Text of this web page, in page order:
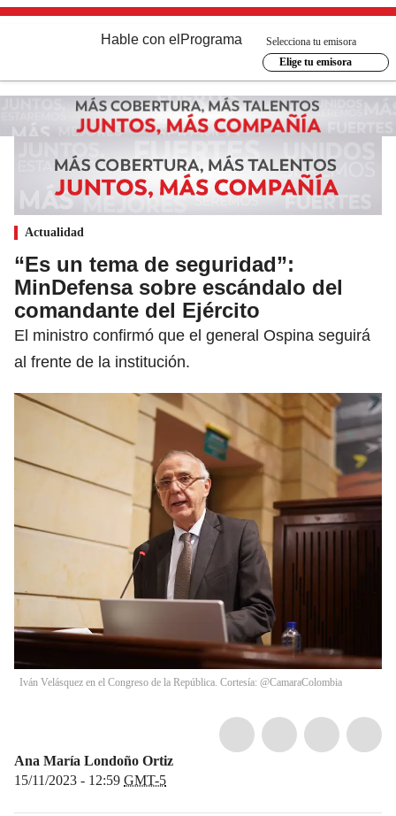
Hable con el Programa
Selecciona tu emisora
Elige tu emisora
Actualidad
“Es un tema de seguridad”:
MinDefensa sobre escándalo del
comandante del Ejército
El ministro confirmó que el general Ospina seguirá
al frente de la institución.
Iván Velásquez en el Congreso de la República. Cortesía: @CamaraColombia
Ana María Londoño Ortiz
15/11/2023 - 12:59 GMT-5